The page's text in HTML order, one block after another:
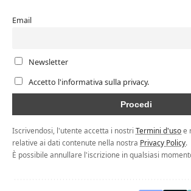
Email
Newsletter
Accetto l'informativa sulla privacy.
Iscrivendosi, l'utente accetta i nostri Termini d'usoe
relative ai dati contenute nella nostra Privacy Policy.
È possibile annullare l'iscrizione in qualsiasi